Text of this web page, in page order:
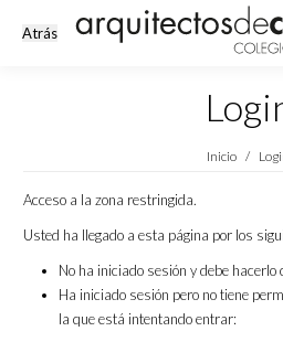
Estás aquí:
Inicio
Acceso a la zona restringida.
Usted ha llegado a esta página por los
No ha iniciado sesión y debe
Ha iniciado sesión pero no tiene
la que está intentando entrar: